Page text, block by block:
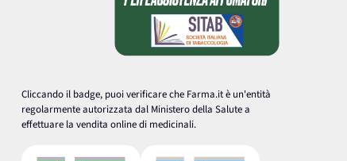
Cliccando il badge, puoi verificare che Farma.it è un'entità
regolarmente autorizzata dal Ministero della Salute a
effettuare la vendita online di medicinali.